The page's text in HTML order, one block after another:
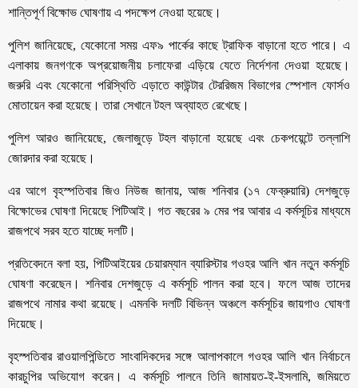
শান্তিপূর্ণ বিক্ষোভ ঘোষণায় এ পদক্ষেপ নেওয়া হয়েছে।
পুলিশ জানিয়েছে, যেকোনো সময় এফ৯ পার্কের কাছে ট্রাফিক বাড়ানো হতে পারে। এ
এলাকায় জনগণকে অপ্রয়োজনীয় চলাফেরা এড়িয়ে যেতে নির্দেশনা দেওয়া হয়েছে।
জরুরি এবং যেকোনো পরিস্থিতি এড়াতে কাউন্টার টেররিজম বিভাগের স্পেশাল ফোর্সও
মোতায়েন করা হয়েছে। তারা সেখানে টহল অব্যাহত রেখেছে।
পুলিশ আরও জানিয়েছে, জেলাজুড়ে টহল বাড়ানো হয়েছে এবং চেকপয়েন্টে তল্লাশি
জোরদার করা হয়েছে।
এর আগে বৃহস্পতিবার জিও নিউজ জানায়, আজ শনিবার (১৭ ফেব্রুয়ারি) দেশজুড়ে
বিক্ষোভের ঘোষণা দিয়েছে পিটিআই। গত বছরের ৯ মের পর আবার এ কর্মসূচির মাধ্যমে
রাজপথে সরব হতে যাচ্ছে দলটি।
প্রতিবেদনে বলা হয়, পিটিআইয়ের চেয়ারম্যান ব্যারিস্টার গওহর আলি খান নতুন কর্মসূচি
ঘোষণা করেছেন। শনিবার দেশজুড়ে এ কর্মসূচি পালন করা হবে। ফলে আজ তাদের
রাজপথে নামার কথা রয়েছে। এমনকি দলটি বিভিন্ন অঞ্চলে কর্মসূচির জায়গাও ঘোষণা
দিয়েছে।
বৃহস্পতিবার রাওয়ালপিন্ডিতে সাংবাদিকদের সঙ্গে আলাপকালে গওহর আলি খান নির্বাচনে
কারচুপির অভিযোগ করেন। এ কর্মসূচি পালনে তিনি জামায়ত-ই-ইসলামি, জমিয়তে